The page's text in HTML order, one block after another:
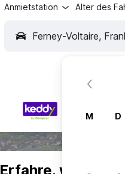
Anmietstation Alter des
Erfahre, warum
M D